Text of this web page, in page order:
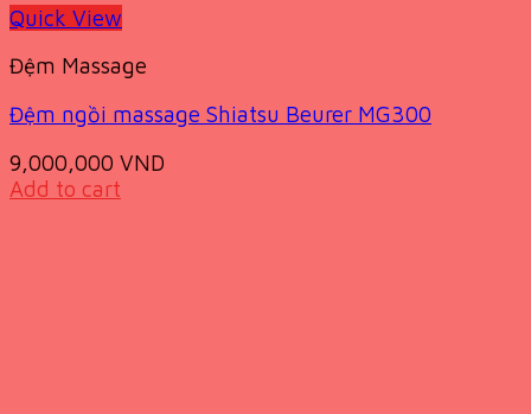
Quick View
Đệm Massage
Đệm ngồi massage Shiatsu Beurer MG300
9,000,000 VND
Add to cart